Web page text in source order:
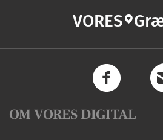
VORES
OM VORES DIGITAL